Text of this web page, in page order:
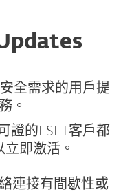
全需求的用戶提
。
證的ESET客戶都
即激活。
連接有間歇性或